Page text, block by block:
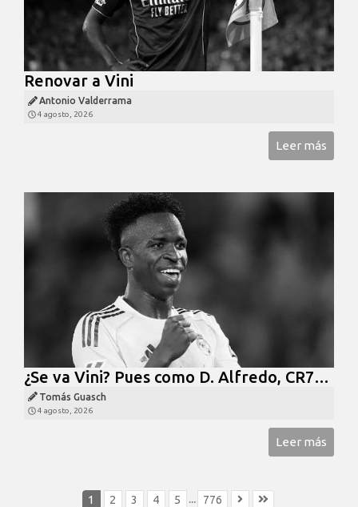
Renovar a Vini
Antonio Valderrama
4 agosto, 2026
Leer más
¿Se va Vini? Pues como D. Alfredo, CR7…
Tomás Guasch
4 agosto, 2026
Leer más
1 2 3 4 5 776